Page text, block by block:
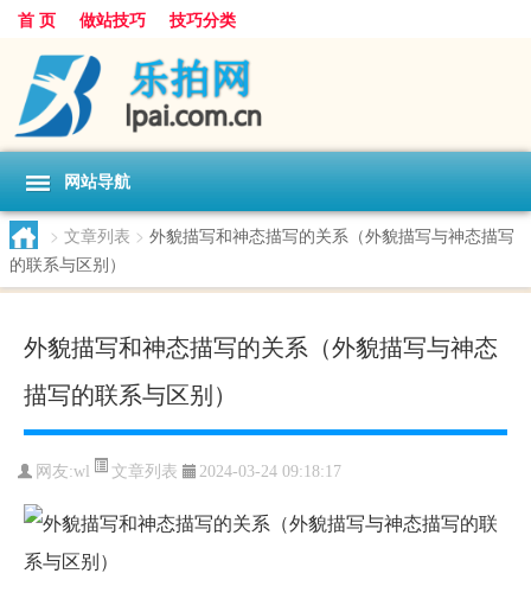
首 页 做站技巧 技巧分类
网站导航
> 文章列表 > 外貌描写和神态描写的关系（外貌描写与神态描写
的联系与区别）
外貌描写和神态描写的关系（外貌描写与神态
描写的联系与区别）
网友:wl 文章列表 2024-03-24 09:18:17